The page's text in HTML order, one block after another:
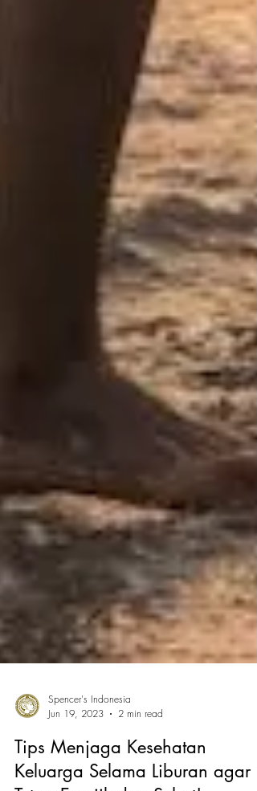
Jun 19, 2023
2 min read
Tips Menjaga Kesehatan